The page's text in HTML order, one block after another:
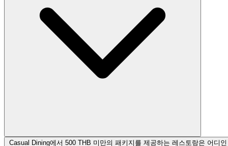
Casual Dining에서 500 THB 미만의 패키지를 제공하는 레스토랑은 어디인